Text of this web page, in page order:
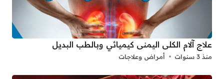
علاج آلام الكلى اليمنى كيميائي وبالطب البديل
منذ 3 سنوات أمراض وعلاجات